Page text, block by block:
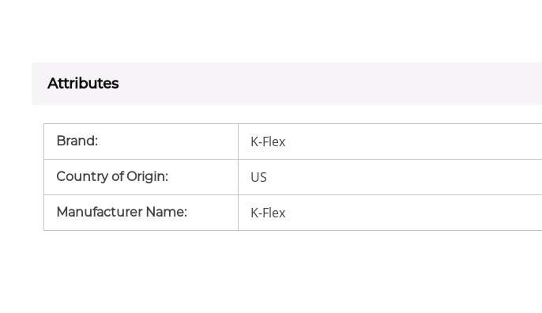
Attributes
Brand: K-Flex
Country of Origin: US
Manufacturer Name: K-Flex